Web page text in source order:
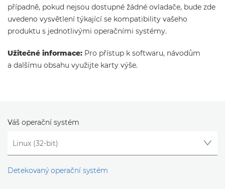
případně, pokud nejsou dostupné žádné ovladače, bude zde
uvedeno vysvětlení týkající se kompatibility vašeho
produktu s jednotlivými operačními systémy.
Užitečné informace: Pro přístup k softwaru, návodům
a dalšímu obsahu využijte karty výše.
Váš operační systém
Detekovaný operační systém